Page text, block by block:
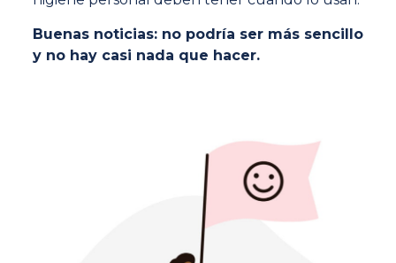
Buenas noticias: no podría ser más sencillo
y no hay casi nada que hacer.